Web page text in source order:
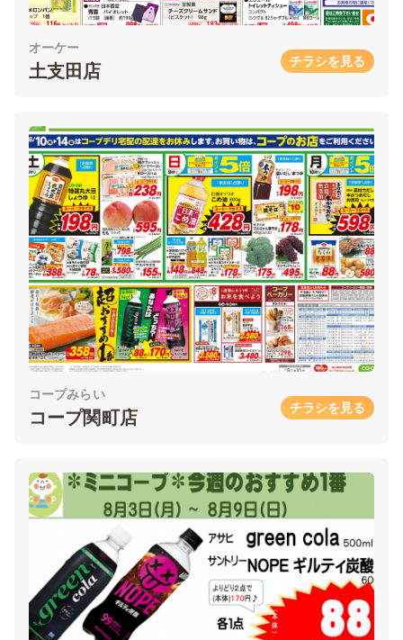
オーケー
土支田店 チラシを見る
コープみらい
コープ関町店 チラシを見る